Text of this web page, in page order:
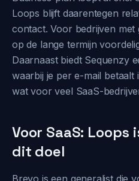
Loops blijft daarentegen
contact. Voor bedrijven
op de lange termijn
Daarnaast biedt Sequenzy
waarbij je per e-mail
wat voor veel SaaS-
Voor SaaS:
dit doel
Brevo is een generalist die